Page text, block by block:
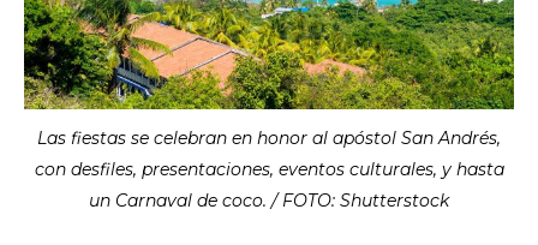
Las fiestas se celebran en honor al apóstol San Andrés,
con desfiles, presentaciones, eventos culturales, y hasta
un Carnaval de coco. / FOTO: Shutterstock